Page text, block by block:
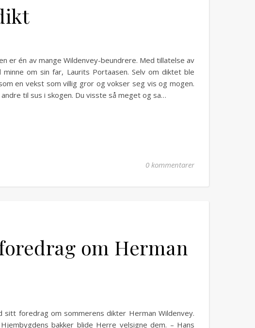
er én av mange Wildenvey-beundrere. Med tillatelse av
om sin far, Laurits Portaasen. Selv om diktet ble
en vekst som villig gror og vokser seg vis og mogen.
til sus i skogen. Du visste så meget og sa…
0 kommentarer
om Herman
foredrag om sommerens dikter Herman Wildenvey.
bakker blide Herre velsigne dem. – Hans